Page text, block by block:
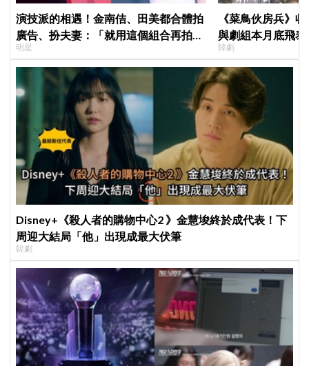
演技派的相遇！金南佶、田美都合體拍
廣告、扮夫妻：「就用這個組合再拍一
部戲劇吧」
明星
《菜鳥伙房兵》
與劇組本月底飛
行，慶祝亮眼成績
韓劇
Disney+《殺人者的購物中心2 》金慧埈終於成代表！下
周迎大結局「他」出現成最大伏筆
韓劇